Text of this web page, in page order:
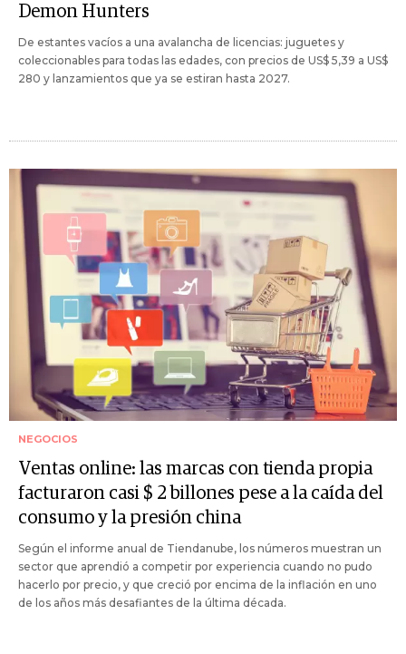
Demon Hunters
De estantes vacíos a una avalancha de licencias: juguetes y
coleccionables para todas las edades, con precios de US$ 5,39 a US$
280 y lanzamientos que ya se estiran hasta 2027.
NEGOCIOS
Ventas online: las marcas con tienda propia
facturaron casi $ 2 billones pese a la caída del
consumo y la presión china
Según el informe anual de Tiendanube, los números muestran un
sector que aprendió a competir por experiencia cuando no pudo
hacerlo por precio, y que creció por encima de la inflación en uno
de los años más desafiantes de la última década.